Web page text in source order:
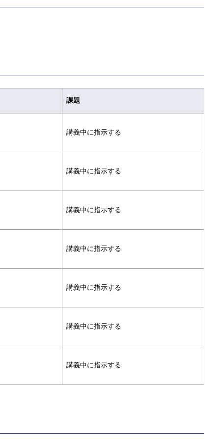
課題
講義中に指示する
講義中に指示する
講義中に指示する
講義中に指示する
講義中に指示する
講義中に指示する
講義中に指示する